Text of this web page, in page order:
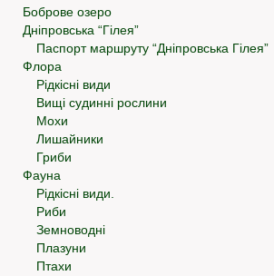
Боброве озеро
Дніпровська “Гілея”
Паспорт маршруту “Дніпровська Гілея”
Флора
Рідкісні види
Вищі судинні рослини
Мохи
Лишайники
Гриби
Фауна
Рідкісні види.
Риби
Земноводні
Плазуни
Птахи